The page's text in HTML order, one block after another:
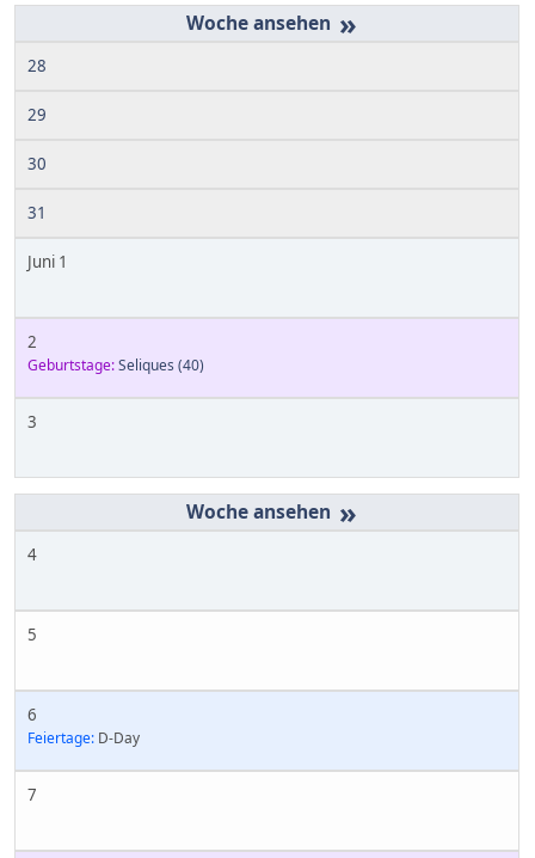
»
28
29
30
31
Juni 1
2
Geburtstage:Seliques (40)
3
»
4
5
6
Feiertage: D-Day
7